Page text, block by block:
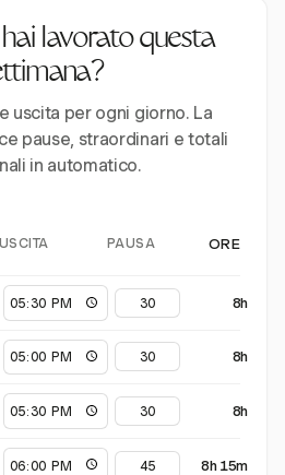
lavorato questa
uscita per ogni giorno. La
pause, straordinari e totali
in automatico.
USCITA PAUSA ORE
8h
8h
8h
8h 15m